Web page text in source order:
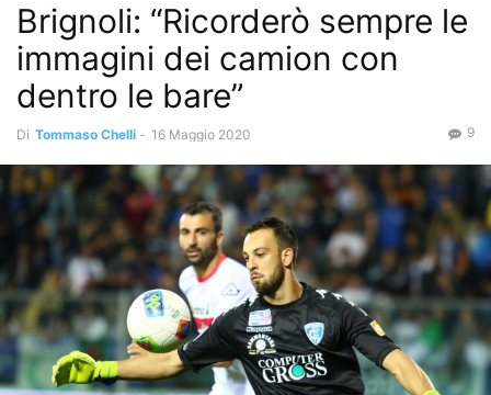
Brignoli: “Ricorderò sempre le
immagini dei camion con
dentro le bare”
Di Tommaso Chelli - 16 Maggio 2020 9